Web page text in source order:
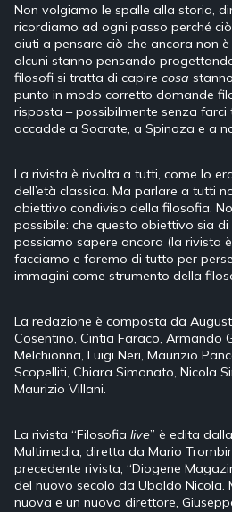
Non volgiamo le spalle alla storia,
ricordiamo ad ogni passo perché
aiuti a pensare ciò che ancora non
alcuni stanno pensando
filosofi si tratta di capirecosa
punto in modo corretto domande
risposta – possibilmente senza farci
accadde a Socrate, a Spinoza e a
La rivista è rivolta a tutti, come lo
dell’età classica. Ma parlare a tutti
obiettivo condiviso della filosofia.
possibile: che questo obiettivo sia
possiamo sapere ancora (la rivista
facciamo e faremo di tutto per
immagini come strumento della
La redazione è composta da
Cosentino, Cintia Faraco, Armando
Melchionna, Luigi Neri, Maurizio
Scopelliti, Chiara Simonato, Nicola
Maurizio Villani.
La rivista “Filosofialive” è edita
Multimedia, diretta da Mario
precedente rivista, “Diogene
del nuovo secolo da Ubaldo Nicola.
nuova e un nuovo direttore,